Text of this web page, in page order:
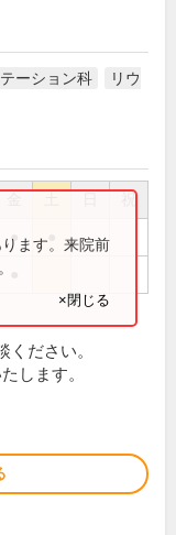
ーション科
リウ
祝
●ます。来院前
×閉じる
ください。
します。